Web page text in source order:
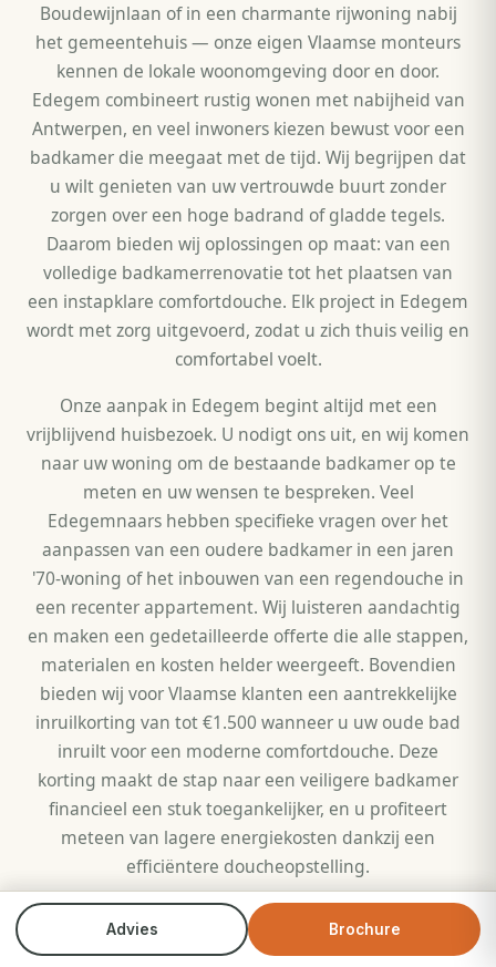
Advies Brochure
Boudewijnlaan of in een charmante rijwoning nabij
het gemeentehuis — onze eigen Vlaamse monteurs
kennen de lokale woonomgeving door en door.
Edegem combineert rustig wonen met nabijheid van
Antwerpen, en veel inwoners kiezen bewust voor een
badkamer die meegaat met de tijd. Wij begrijpen dat
u wilt genieten van uw vertrouwde buurt zonder
zorgen over een hoge badrand of gladde tegels.
Daarom bieden wij oplossingen op maat: van een
volledige badkamerrenovatie tot het plaatsen van
een instapklare comfortdouche. Elk project in Edegem
wordt met zorg uitgevoerd, zodat u zich thuis veilig en
comfortabel voelt.
Onze aanpak in Edegem begint altijd met een
vrijblijvend huisbezoek. U nodigt ons uit, en wij komen
naar uw woning om de bestaande badkamer op te
meten en uw wensen te bespreken. Veel
Edegemnaars hebben specifieke vragen over het
aanpassen van een oudere badkamer in een jaren
'70-woning of het inbouwen van een regendouche in
een recenter appartement. Wij luisteren aandachtig
en maken een gedetailleerde offerte die alle stappen,
materialen en kosten helder weergeeft. Bovendien
bieden wij voor Vlaamse klanten een aantrekkelijke
inruilkorting van tot €1.500 wanneer u uw oude bad
inruilt voor een moderne comfortdouche. Deze
korting maakt de stap naar een veiligere badkamer
financieel een stuk toegankelijker, en u profiteert
meteen van lagere energiekosten dankzij een
efficiëntere doucheopstelling.
De montage zelf gebeurt volledig door ons eigen
team van vakbekwame installateurs. Wij werken niet
Bel direct Brochure